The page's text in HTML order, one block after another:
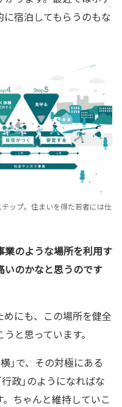
宿泊してもらうのもな
ップ。住まいを得た若者には仕
業のような場所を利用す
いのかなと思うのです
にも、この場所を健全
と思っています。
」で、その対極にある
政」のようになればな
ちゃんと維持していこ